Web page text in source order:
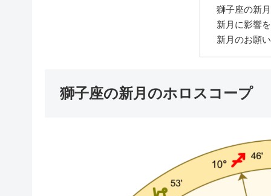
獅子座の新
新月に影響
新月のお願
獅子座の新月のホロスコープ